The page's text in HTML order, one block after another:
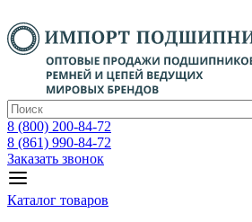
8 (800) 200-84-72
8 (861) 990-84-72
Заказать звонок
Каталог товаров